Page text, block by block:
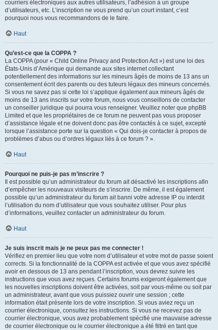
courriers électroniques aux autres utilisateurs, l’adhésion à un groupe
d’utilisateurs, etc. L’inscription ne vous prend qu’un court instant, c’est
pourquoi nous vous recommandons de le faire.
Haut
Qu’est-ce que la COPPA ?
La COPPA (pour « Child Online Privacy and Protection Act ») est une loi des
États-Unis d’Amérique qui demande aux sites internet collectant
potentiellement des informations sur les mineurs âgés de moins de 13 ans un
consentement écrit des parents ou des tuteurs légaux des mineurs concernés.
Si vous ne savez pas si cette loi s’applique également aux mineurs âgés de
moins de 13 ans inscrits sur votre forum, nous vous conseillons de contacter
un conseiller juridique qui pourra vous renseigner. Veuillez noter que phpBB
Limited et que les propriétaires de ce forum ne peuvent pas vous proposer
d’assistance légale et ne doivent donc pas être contactés à ce sujet, excepté
lorsque l’assistance porte sur la question « Qui dois-je contacter à propos de
problèmes d’abus ou d’ordres légaux liés à ce forum ? ».
Haut
Pourquoi ne puis-je pas m’inscrire ?
Il est possible qu’un administrateur du forum ait désactivé les inscriptions afin
d’empêcher les nouveaux visiteurs de s’inscrire. De même, il est également
possible qu’un administrateur du forum ait banni votre adresse IP ou interdit
l’utilisation du nom d’utilisateur que vous souhaitez utiliser. Pour plus
d’informations, veuillez contacter un administrateur du forum.
Haut
Je suis inscrit mais je ne peux pas me connecter !
Vérifiez en premier lieu que votre nom d’utilisateur et votre mot de passe soient
corrects. Si la fonctionnalité de la COPPA est activée et que vous avez spécifié
avoir en dessous de 13 ans pendant l’inscription, vous devrez suivre les
instructions que vous avez reçues. Certains forums exigeront également que
les nouvelles inscriptions doivent être activées, soit par vous-même ou soit par
un administrateur, avant que vous puissiez ouvrir une session ; cette
information était présente lors de votre inscription. Si vous aviez reçu un
courrier électronique, consultez les instructions. Si vous ne recevez pas de
courrier électronique, vous avez probablement spécifié une mauvaise adresse
de courrier électronique ou le courrier électronique a été filtré en tant que